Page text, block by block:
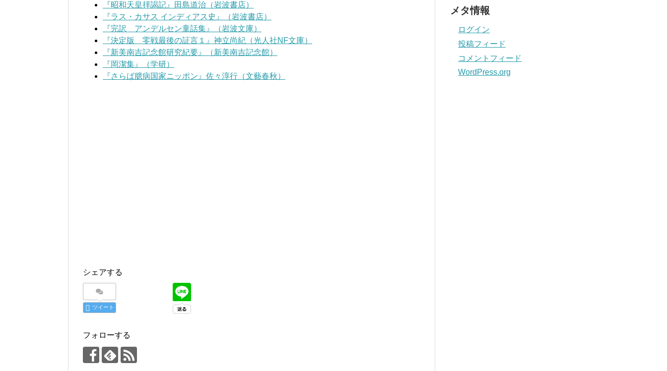
『昭和天皇拝謁記』田島道治（岩波書店）
『ラス・カサス インディアス史』（岩波書店）
『完訳 アンデルセン童話集』（岩波文庫）
『決定版 零戦最後の証言１』神立尚紀（光人社NF文庫）
『新美南吉記念館研究紀要』（新美南吉記念館）
『岡潔集』（学研）
『さらば臆病国家ニッポン』佐々淳行（文藝春秋）
シェアする
ツイート
フォローする
メタ情報
ログイン
投稿フィード
コメントフィード
WordPress.org